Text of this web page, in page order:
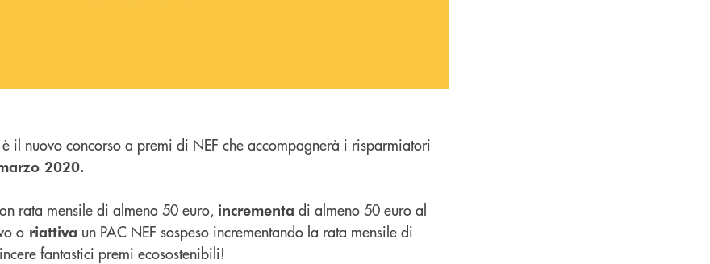
è il nuovo concorso a premi di NEF che accompagnerà i risparmiatori
2020.
rata mensile di almeno 50 euro, incrementa di almeno 50 euro al
o riattiva un PAC NEF sospeso incrementando la rata mensile di
fantastici premi ecosostenibili!